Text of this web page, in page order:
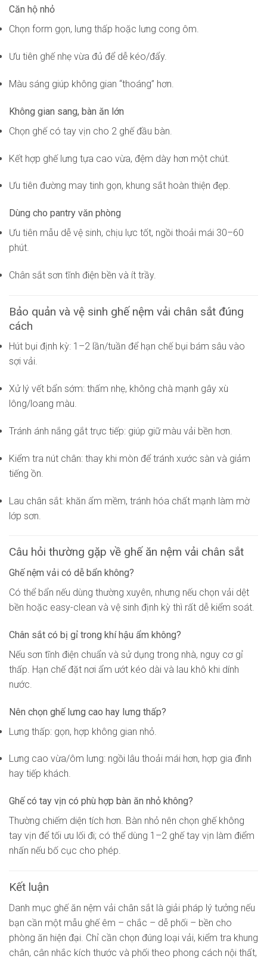
Căn hộ nhỏ
Chọn form gọn, lưng thấp hoặc lưng cong ôm.
Ưu tiên ghế nhẹ vừa đủ để dễ kéo/đẩy.
Màu sáng giúp không gian “thoáng” hơn.
Không gian sang, bàn ăn lớn
Chọn ghế có tay vịn cho 2 ghế đầu bàn.
Kết hợp ghế lưng tựa cao vừa, đệm dày hơn một chút.
Ưu tiên đường may tinh gọn, khung sắt hoàn thiện đẹp.
Dùng cho pantry văn phòng
Ưu tiên mẫu dễ vệ sinh, chịu lực tốt, ngồi thoải mái 30–60
phút.
Chân sắt sơn tĩnh điện bền và ít trầy.
Bảo quản và vệ sinh ghế nệm vải chân sắt đúng
cách
Hút bụi định kỳ: 1–2 lần/tuần để hạn chế bụi bám sâu vào
sợi vải.
Xử lý vết bẩn sớm: thấm nhẹ, không chà mạnh gây xù
lông/loang màu.
Tránh ánh nắng gắt trực tiếp: giúp giữ màu vải bền hơn.
Kiểm tra nút chân: thay khi mòn để tránh xước sàn và giảm
tiếng ồn.
Lau chân sắt: khăn ẩm mềm, tránh hóa chất mạnh làm mờ
lớp sơn.
Câu hỏi thường gặp về ghế ăn nệm vải chân sắt
Ghế nệm vải có dễ bẩn không?
Có thể bẩn nếu dùng thường xuyên, nhưng nếu chọn vải dệt
bền hoặc easy-clean và vệ sinh định kỳ thì rất dễ kiểm soát.
Chân sắt có bị gỉ trong khí hậu ẩm không?
Nếu sơn tĩnh điện chuẩn và sử dụng trong nhà, nguy cơ gỉ
thấp. Hạn chế đặt nơi ẩm ướt kéo dài và lau khô khi dính
nước.
Nên chọn ghế lưng cao hay lưng thấp?
Lưng thấp: gọn, hợp không gian nhỏ.
Lưng cao vừa/ôm lưng: ngồi lâu thoải mái hơn, hợp gia đình
hay tiếp khách.
Ghế có tay vịn có phù hợp bàn ăn nhỏ không?
Thường chiếm diện tích hơn. Bàn nhỏ nên chọn ghế không
tay vịn để tối ưu lối đi; có thể dùng 1–2 ghế tay vịn làm điểm
nhấn nếu bố cục cho phép.
Kết luận
Danh mục ghế ăn nệm vải chân sắt là giải pháp lý tưởng nếu
bạn cần một mẫu ghế êm – chắc – dễ phối – bền cho
phòng ăn hiện đại. Chỉ cần chọn đúng loại vải, kiểm tra khung
chân, cân nhắc kích thước và phối theo phong cách nội thất,